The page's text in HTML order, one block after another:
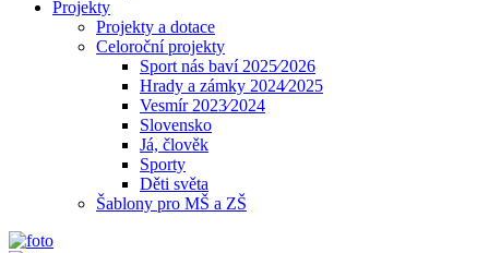
Projekty
Projekty a dotace
Celoroční projekty
Sport nás baví 2025⁄2026
Hrady a zámky 2024⁄2025
Vesmír 2023⁄2024
Slovensko
Já, člověk
Sporty
Děti světa
Šablony pro MŠ a ZŠ